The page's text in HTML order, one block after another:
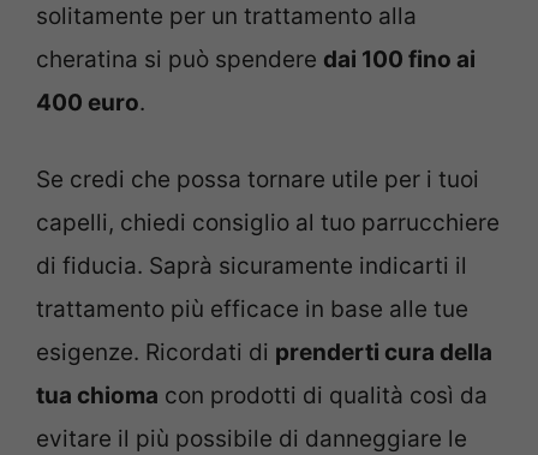
solitamente per un trattamento alla
cheratina si può spendere dai 100 fino ai
400 euro.
Se credi che possa tornare utile per i tuoi
capelli, chiedi consiglio al tuo parrucchiere
di fiducia. Saprà sicuramente indicarti il
trattamento più efficace in base alle tue
esigenze. Ricordati di prenderti cura della
tua chioma con prodotti di qualità così da
evitare il più possibile di danneggiare le